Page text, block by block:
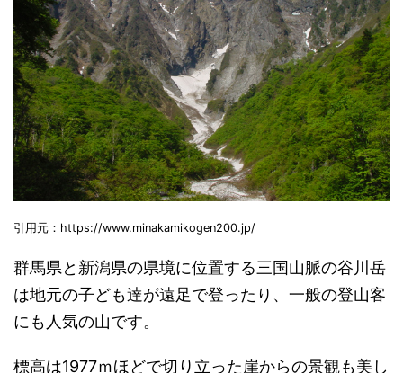
引用元：https://www.minakamikogen200.jp/
群馬県と新潟県の県境に位置する三国山脈の谷川岳
は地元の子ども達が遠足で登ったり、一般の登山客
にも人気の山です。
標高は1977ｍほどで切り立った崖からの景観も美し